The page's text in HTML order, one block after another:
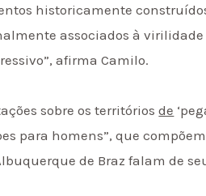
historicamente
associados à
afirma Camilo.
sobre os territóriosde
para homens”, que
de Braz falam de